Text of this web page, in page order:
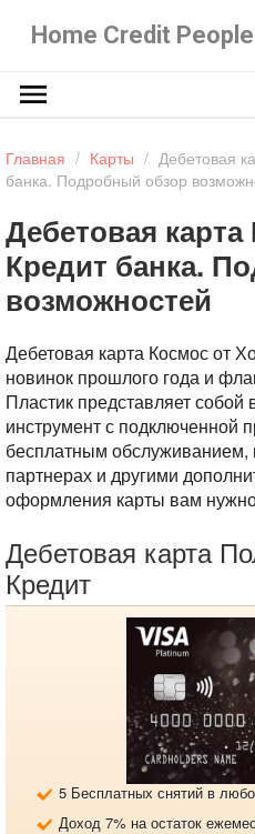
Home Credit People
Главная / Карты / Дебетовая
банка. Подробный обзор
Дебетовая
Кредит банка.
возможностей
Дебетовая карта Космос от
новинок прошлого года и
Пластик представляет
инструмент с подключенной
бесплатным обслуживанием,
партнерах и другими
оформления карты вам
Дебетовая карта
Кредит
5 Бесплатных снятий в
Доход 7% на остаток